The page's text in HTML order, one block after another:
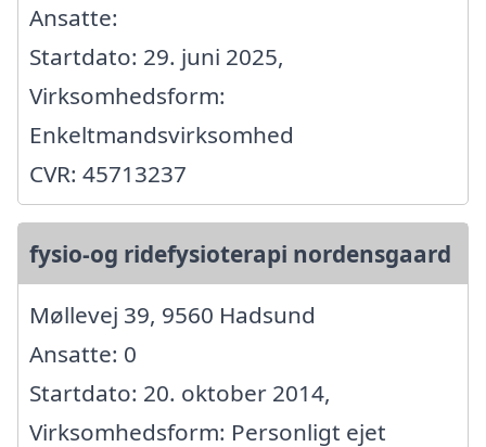
Ansatte:
Startdato: 29. juni 2025,
Virksomhedsform:
Enkeltmandsvirksomhed
CVR: 45713237
fysio-og ridefysioterapi nordensgaard
Møllevej 39, 9560 Hadsund
Ansatte: 0
Startdato: 20. oktober 2014,
Virksomhedsform: Personligt ejet